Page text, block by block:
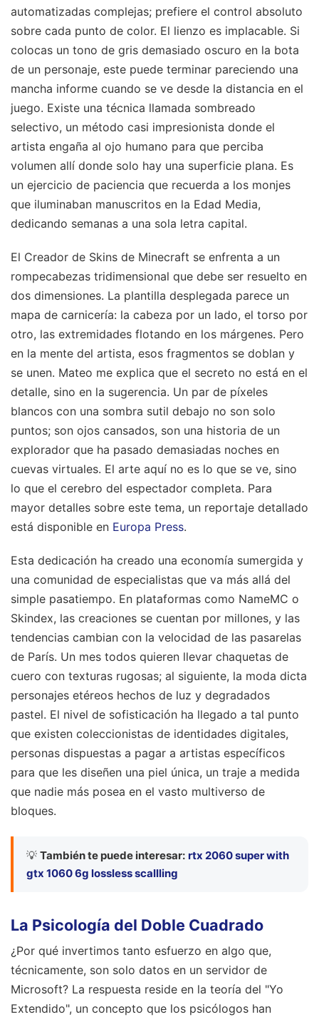
automatizadas complejas; prefiere el control absoluto
sobre cada punto de color. El lienzo es implacable. Si
colocas un tono de gris demasiado oscuro en la bota
de un personaje, este puede terminar pareciendo una
mancha informe cuando se ve desde la distancia en el
juego. Existe una técnica llamada sombreado
selectivo, un método casi impresionista donde el
artista engaña al ojo humano para que perciba
volumen allí donde solo hay una superficie plana. Es
un ejercicio de paciencia que recuerda a los monjes
que iluminaban manuscritos en la Edad Media,
dedicando semanas a una sola letra capital.
El Creador de Skins de Minecraft se enfrenta a un
rompecabezas tridimensional que debe ser resuelto en
dos dimensiones. La plantilla desplegada parece un
mapa de carnicería: la cabeza por un lado, el torso por
otro, las extremidades flotando en los márgenes. Pero
en la mente del artista, esos fragmentos se doblan y
se unen. Mateo me explica que el secreto no está en el
detalle, sino en la sugerencia. Un par de píxeles
blancos con una sombra sutil debajo no son solo
puntos; son ojos cansados, son una historia de un
explorador que ha pasado demasiadas noches en
cuevas virtuales. El arte aquí no es lo que se ve, sino
lo que el cerebro del espectador completa. Para
mayor detalles sobre este tema, un reportaje detallado
está disponible en Europa Press.
Esta dedicación ha creado una economía sumergida y
una comunidad de especialistas que va más allá del
simple pasatiempo. En plataformas como NameMC o
Skindex, las creaciones se cuentan por millones, y las
tendencias cambian con la velocidad de las pasarelas
de París. Un mes todos quieren llevar chaquetas de
cuero con texturas rugosas; al siguiente, la moda dicta
personajes etéreos hechos de luz y degradados
pastel. El nivel de sofisticación ha llegado a tal punto
que existen coleccionistas de identidades digitales,
personas dispuestas a pagar a artistas específicos
para que les diseñen una piel única, un traje a medida
que nadie más posea en el vasto multiverso de
bloques.
💡 También te puede interesar: rtx 2060 super with
gtx 1060 6g lossless scallling
La Psicología del Doble Cuadrado
¿Por qué invertimos tanto esfuerzo en algo que,
técnicamente, son solo datos en un servidor de
Microsoft? La respuesta reside en la teoría del "Yo
Extendido", un concepto que los psicólogos han